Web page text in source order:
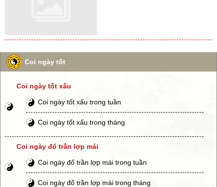
Coi ngày tốt
Coi ngày tốt xấu
Coi ngày tốt xấu trong tuần
Coi ngày tốt xấu trong tháng
Coi ngày đổ trần lợp mái
Coi ngày đổ trần lợp mái trong tuần
Coi ngày đổ trần lợp mái trong tháng